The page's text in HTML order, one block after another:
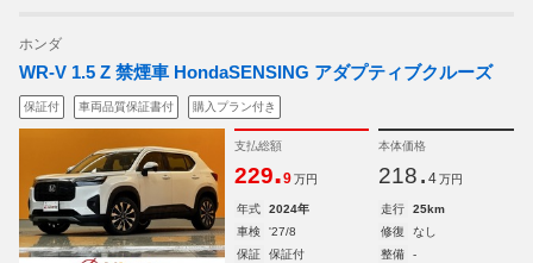
ホンダ
WR-V 1.5 Z 禁煙車 HondaSENSING アダプティブクルーズ
保証付 車両品質保証書付 購入プラン付き
支払総額
229.9 万円
本体価格
218. 4 万円
年式 2024年 走行
25km
車検
'27/8 修復
なし
保証
保証付 整備
-